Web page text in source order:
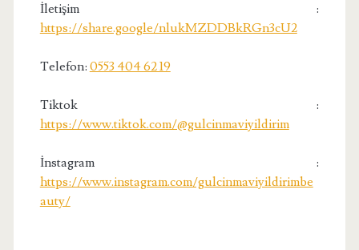
İletişim :
https://share.google/nlukMZDDBkRGn3cU2
Telefon: 0553 404 62 19
Tiktok :
https://www.tiktok.com/@gulcinmaviyildirim
İnstagram :
https://www.instagram.com/gulcinmaviyildirimbe
auty/